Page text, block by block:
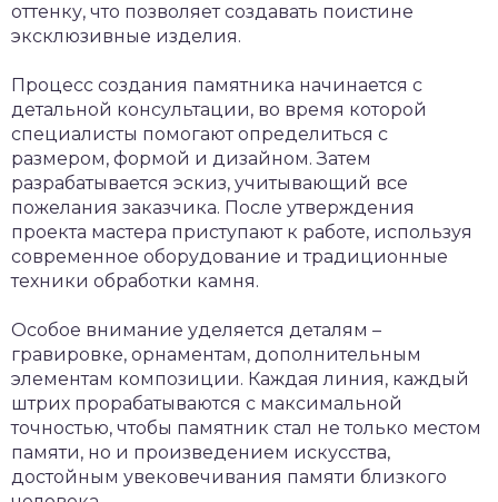
оттенку, что позволяет создавать поистине
эксклюзивные изделия.
Процесс создания памятника начинается с
детальной консультации, во время которой
специалисты помогают определиться с
размером, формой и дизайном. Затем
разрабатывается эскиз, учитывающий все
пожелания заказчика. После утверждения
проекта мастера приступают к работе, используя
современное оборудование и традиционные
техники обработки камня.
Особое внимание уделяется деталям –
гравировке, орнаментам, дополнительным
элементам композиции. Каждая линия, каждый
штрих прорабатываются с максимальной
точностью, чтобы памятник стал не только местом
памяти, но и произведением искусства,
достойным увековечивания памяти близкого